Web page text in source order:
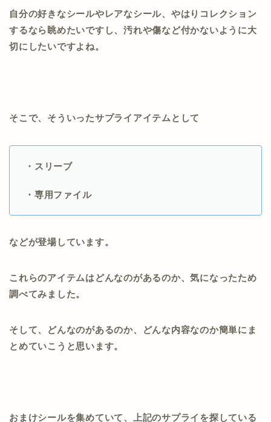
自分の好きなシールやレアなシール、やはりコレクション
するなら眺めたいですし、汚れや傷など付かないように大
切にしたいですよね。
そこで、そういったサプライアイテムとして
・スリーブ
・専用ファイル
などが登場しています。
これらのアイテムはどんなのがあるのか、気になったため
調べてみました。
そして、どんなのがあるのか、どんな内容なのか簡単にま
とめていこうと思います。
おまけシールを集めていて、上記のサプライを探している